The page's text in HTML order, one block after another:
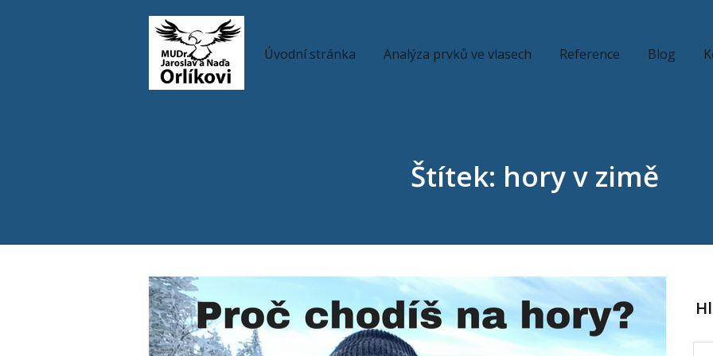
Úvodní stránka Analýza prvků ve vlasech Reference Blog
Štítek: hory v zimě